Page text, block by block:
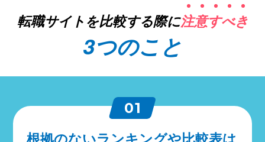
転職サイトを比較する際に注意すべき
3つのこと
01
根拠のないランキングや比較表は